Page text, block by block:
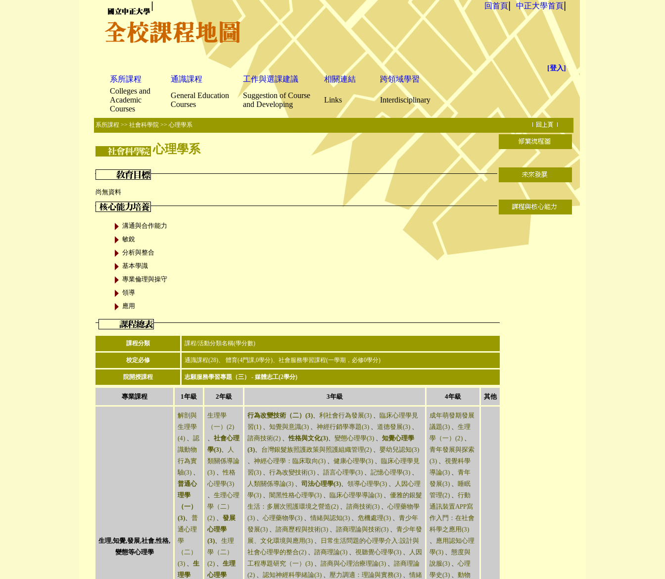
回首頁 中正大學首頁
[登入]
系所課程 通識課程 工作與選課建議 相關連結
跨領域學習
Colleges and
Academic
Courses
General Education
Courses
Suggestion of Course
and Developing
Links Interdisciplinary
系所課程 >> 社會科學院 >> 心理學系
心理學系
尚無資料
溝通與合作能力
敏銳
分析與整合
基本學識
專業倫理與操守
領導
應用
課程分類 課程/活動分類名稱(學分數)
校定必修 通識課程(28)、 體育(4門課,0學分)、社會服務學習課程(一學期，必修0學分)
院開授課程 志願服務學習專題（三） - 媒體志工(2學分)
專業課程 1年級 2年級 3年級 4年級 其他
生理,知覺,發展,社會,性格,
變態等心理學
解剖與
生理學
(4) 、 認
識動物
行為實
驗(3) 、
普通心
理學
（一）
(3)、 普
通心理
學
（二）
(3) 、 生
理學
生理學
（一）(2)
、 社會心理
學(3)、
人
類關係導論
(3) 、性格
心理學(3)
、 生理心理
學（二）
(2) 、 發展
心理學
(3)、 生理
學（二）
(2) 、 生理
心理學
行為改變技術（二）(3)、 利社會行為發展(3) 、 臨床心理學見
習(1) 、 知覺與意識(3) 、 神經行銷學專題(3) 、 道德發展(3) 、
諮商技術(2) 、性格與文化(3)、 變態心理學(3) 、 知覺心理學
(3)、 台灣銀髮族照護政策與照護組織管理(2) 、 嬰幼兒認知(3)
、 神經心理學：臨床取向(3) 、 健康心理學(3) 、 臨床心理學見
習(3) 、 行為改變技術(3) 、 語言心理學(3) 、 記憶心理學(3) 、
人類關係導論(3) 、 司法心理學(3)、 領導心理學(3) 、
人因心理
學(3) 、 闇黑性格心理學(3) 、 臨床心理學導論(3) 、 優雅的銀髮
生活：多層次照護環境之營造(2) 、 諮商技術(3) 、 心理藥物學
(3) 、 心理藥物學(3) 、情緒與認知(3) 、 危機處理(3) 、 青少年
發展(3) 、 諮商歷程與技術(3) 、 諮商理論與技術(3) 、 青少年發
展、文化環境與應用(3) 、
日常生活問題的心理學介入:設計與
社會心理學的整合(2) 、 諮商理論(3) 、 視聽覺心理學(3) 、
人因
工程專題研究（一）(3) 、 諮商與心理治療理論(3) 、 諮商理論
(2) 、 認知神經科學緒論(3) 、 壓力調適：理論與實務(3) 、情緒
成年萌發期發展
議題(3) 、 生理
學（一）(2) 、
青年發展與探索
(3) 、 視覺科學
導論(3) 、 青年
發展(3) 、 睡眠
管理(2) 、 行動
通訊裝置APP寫
作入門：在社會
科學之應用(3)
、 應用認知心理
學(3) 、 態度與
說服(3) 、 心理
學史(3) 、 動物